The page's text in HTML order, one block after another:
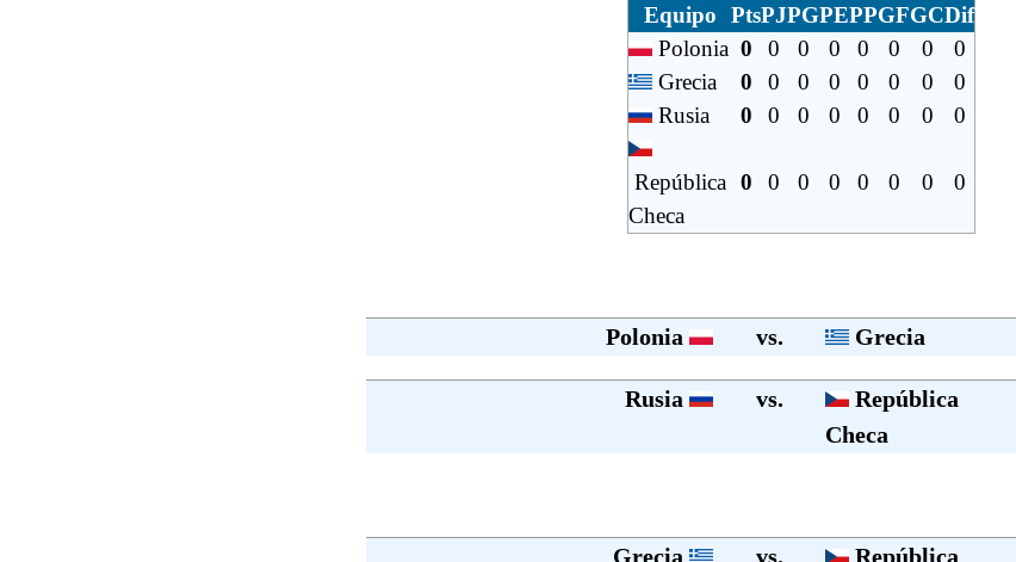
Equipo PtsPJPGPEPPGFGCDif
Polonia 0 0 0 0 0 0 0
0
Grecia
0 0 0 0 0 0 0
0
Rusia
0 0 0 0 0 0 0 0
República
Checa
0 0 0 0 0 0 0 0
Polonia vs. Grecia
Rusia vs.
República
Checa
Grecia vs.
República